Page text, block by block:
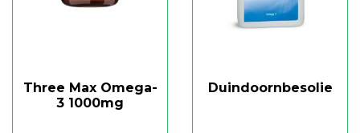
Three Max Omega-
3 1000mg
Duindoornbesolie